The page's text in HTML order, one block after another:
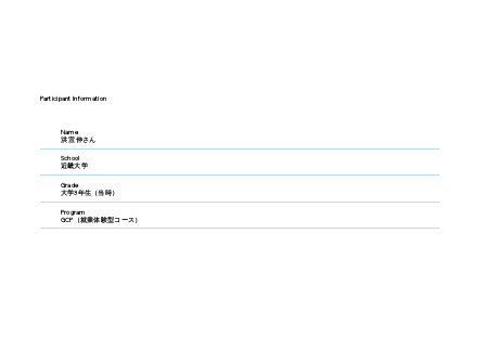
Participant Information
Name
洪 宜伸さん
School
近畿大学
Grade
大学3年生（当時）
Program
GCP（就業体験型コース）